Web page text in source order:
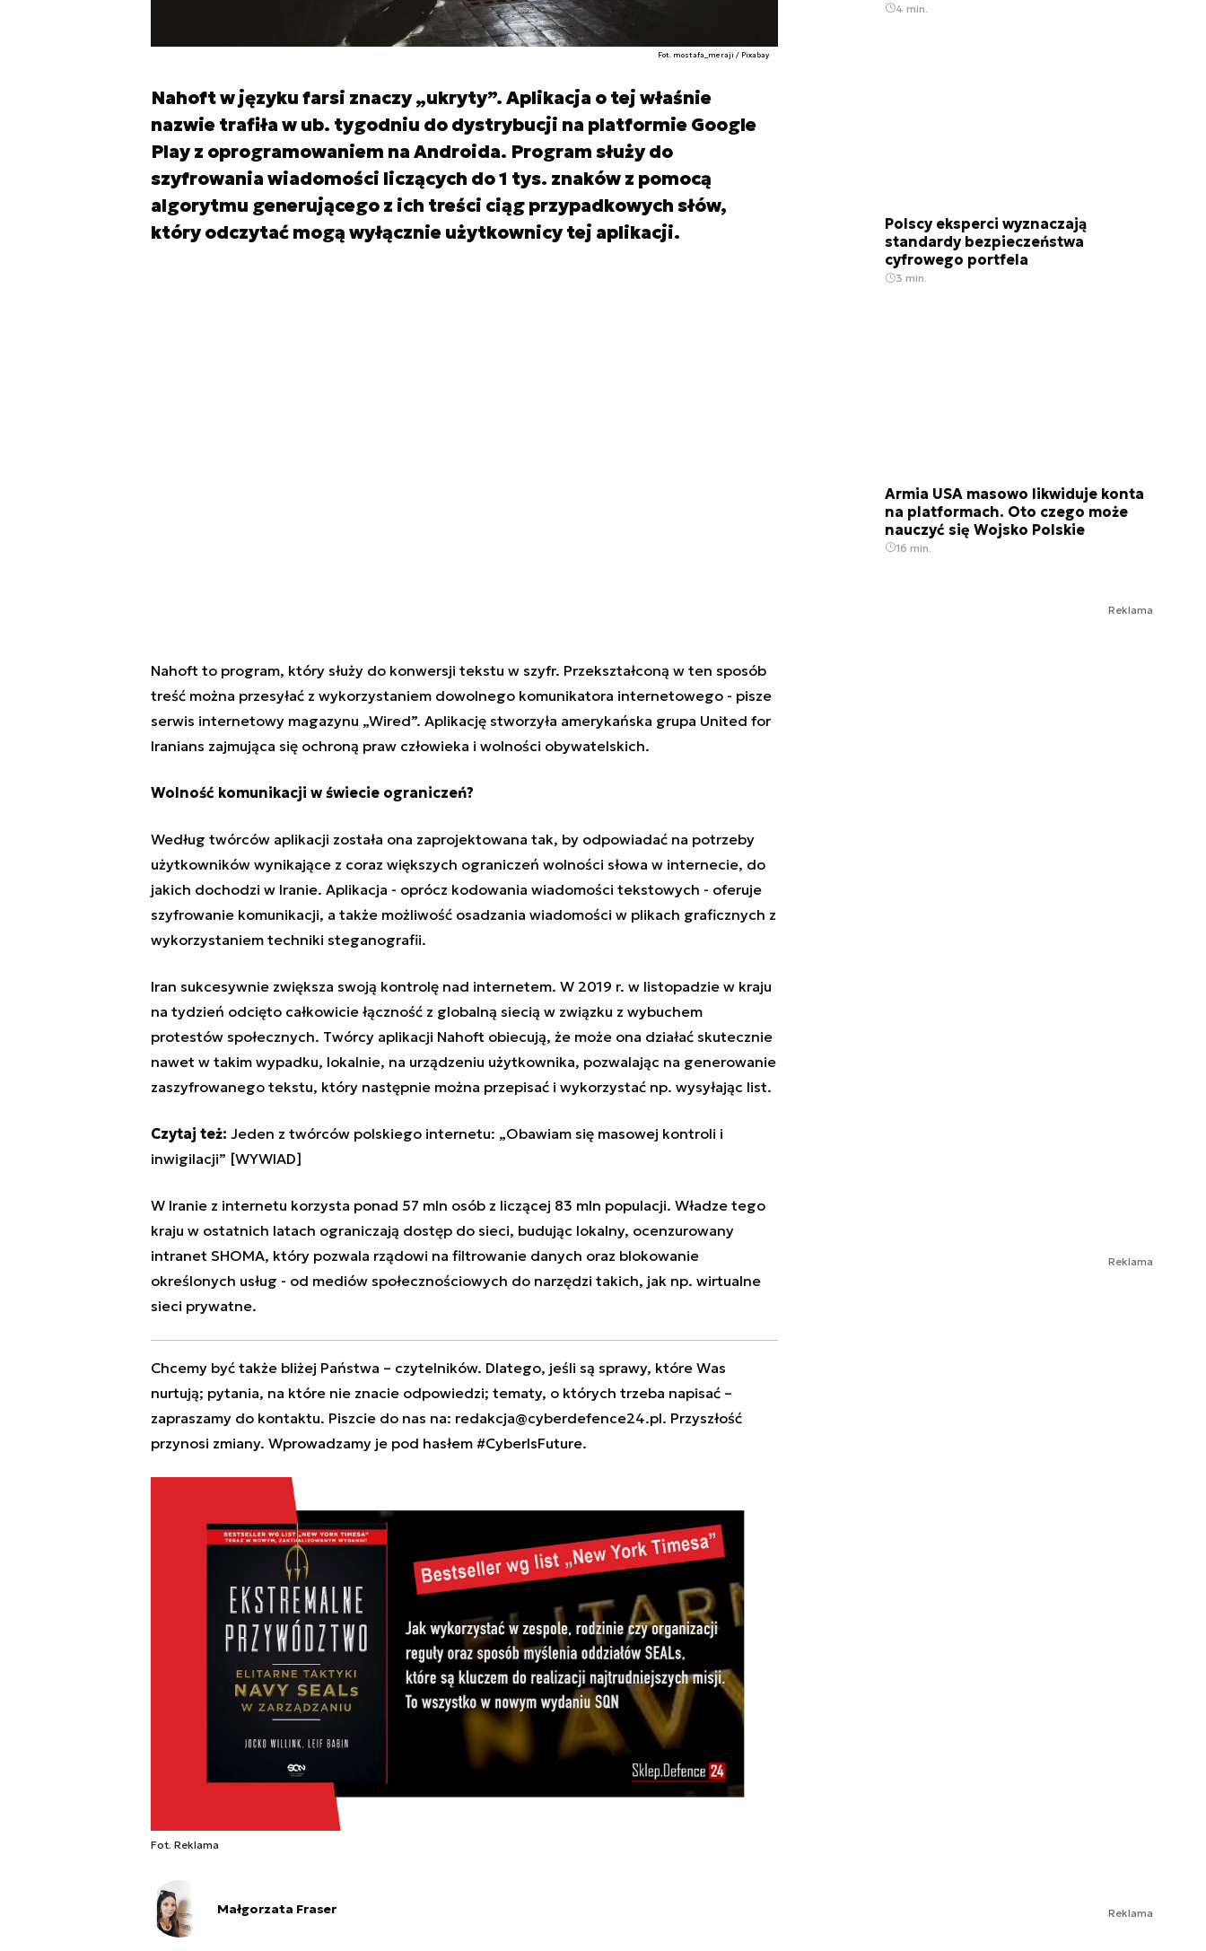
Fot. mostafa_meraji / Pixabay
Nahoft w języku farsi znaczy „ukryty”. Aplikacja o tej właśnie
nazwie trafiła w ub. tygodniu do dystrybucji na platformie Google
Play z oprogramowaniem na Androida. Program służy do
szyfrowania wiadomości liczących do 1 tys. znaków z pomocą
algorytmu generującego z ich treści ciąg przypadkowych słów,
który odczytać mogą wyłącznie użytkownicy tej aplikacji.
Nahoft to program, który służy do konwersji tekstu w szyfr. Przekształconą w ten sposób
treść można przesyłać z wykorzystaniem dowolnego komunikatora internetowego - pisze
serwis internetowy magazynu „Wired”. Aplikację stworzyła amerykańska grupa United for
Iranians zajmująca się ochroną praw człowieka i wolności obywatelskich.
Wolność komunikacji w świecie ograniczeń?
Według twórców aplikacji została ona zaprojektowana tak, by odpowiadać na potrzeby
użytkowników wynikające z coraz większych ograniczeń wolności słowa w internecie, do
jakich dochodzi w Iranie. Aplikacja - oprócz kodowania wiadomości tekstowych - oferuje
szyfrowanie komunikacji, a także możliwość osadzania wiadomości w plikach graficznych z
wykorzystaniem techniki steganografii.
Iran sukcesywnie zwiększa swoją kontrolę nad internetem. W 2019 r. w listopadzie w kraju
na tydzień odcięto całkowicie łączność z globalną siecią w związku z wybuchem
protestów społecznych. Twórcy aplikacji Nahoft obiecują, że może ona działać skutecznie
nawet w takim wypadku, lokalnie, na urządzeniu użytkownika, pozwalając na generowanie
zaszyfrowanego tekstu, który następnie można przepisać i wykorzystać np. wysyłając list.
Czytaj też: Jeden z twórców polskiego internetu: „Obawiam się masowej kontroli i
inwigilacji” [WYWIAD]
W Iranie z internetu korzysta ponad 57 mln osób z liczącej 83 mln populacji. Władze tego
kraju w ostatnich latach ograniczają dostęp do sieci, budując lokalny, ocenzurowany
intranet SHOMA, który pozwala rządowi na filtrowanie danych oraz blokowanie
określonych usług - od mediów społecznościowych do narzędzi takich, jak np. wirtualne
sieci prywatne.
Chcemy być także bliżej Państwa – czytelników. Dlatego, jeśli są sprawy, które Was
nurtują; pytania, na które nie znacie odpowiedzi; tematy, o których trzeba napisać –
zapraszamy do kontaktu. Piszcie do nas na: redakcja@cyberdefence24.pl. Przyszłość
przynosi zmiany. Wprowadzamy je pod hasłem #CyberIsFuture.
Fot. Reklama
Małgorzata Fraser
4 min.
Polscy eksperci wyznaczają
standardy bezpieczeństwa
cyfrowego portfela
3 min.
Armia USA masowo likwiduje konta
na platformach. Oto czego może
nauczyć się Wojsko Polskie
16 min.
Reklama
Reklama
Reklama